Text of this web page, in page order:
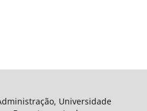
Universidade